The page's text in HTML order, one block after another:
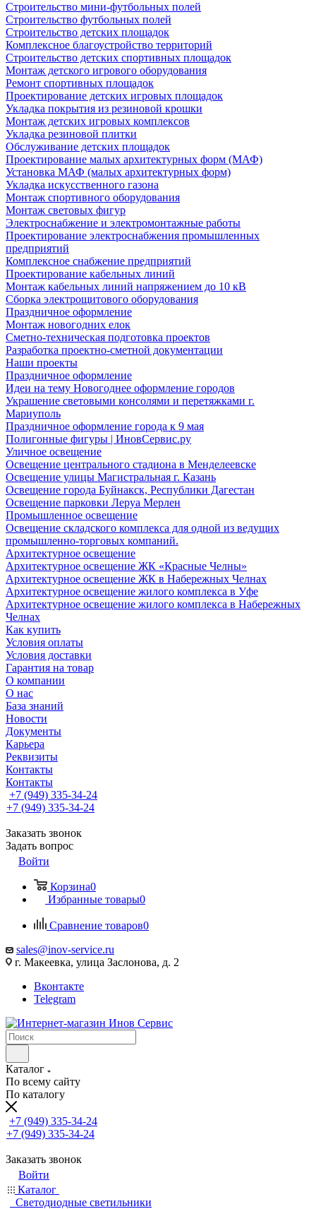
Строительство мини-футбольных полей
Строительство футбольных полей
Строительство детских площадок
Комплексное благоустройство территорий
Строительство детских спортивных площадок
Монтаж детского игрового оборудования
Ремонт спортивных площадок
Проектирование детских игровых площадок
Укладка покрытия из резиновой крошки
Монтаж детских игровых комплексов
Укладка резиновой плитки
Обслуживание детских площадок
Проектирование малых архитектурных форм (МАФ)
Установка МАФ (малых архитектурных форм)
Укладка искусственного газона
Монтаж спортивного оборудования
Монтаж световых фигур
Электроснабжение и электромонтажные работы
Проектирование электроснабжения промышленных
предприятий
Комплексное снабжение предприятий
Проектирование кабельных линий
Монтаж кабельных линий напряжением до 10 кВ
Сборка электрощитового оборудования
Праздничное оформление
Монтаж новогодних елок
Сметно-техническая подготовка проектов
Разработка проектно-сметной документации
Наши проекты
Праздничное оформление
Идеи на тему Новогоднее оформление городов
Украшение световыми консолями и перетяжками г.
Мариуполь
Праздничное оформление города к 9 мая
Полигонные фигуры | ИновСервис.ру
Уличное освещение
Освещение центрального стадиона в Менделеевске
Освещение улицы Магистральная г. Казань
Освещение города Буйнакск, Республики Дагестан
Освещение парковки Леруа Мерлен
Промышленное освещение
Освещение складского комплекса для одной из ведущих
промышленно-торговых компаний.
Архитектурное освещение
Архитектурное освещение ЖК «Красные Челны»
Архитектурное освещение ЖК в Набережных Челнах
Архитектурное освещение жилого комплекса в Уфе
Архитектурное освещение жилого комплекса в Набережных
Челнах
Как купить
Условия оплаты
Условия доставки
Гарантия на товар
О компании
О нас
База знаний
Новости
Документы
Карьера
Реквизиты
Контакты
Контакты
+7 (949) 335-34-24
+7 (949) 335-34-24
Заказать звонок
Задать вопрос
Войти
Корзина0
Избранные товары0
Сравнение товаров0
sales@inov-service.ru
г. Макеевка, улица Заслонова, д. 2
Вконтакте
Telegram
Каталог
По всему сайту
По каталогу
+7 (949) 335-34-24
+7 (949) 335-34-24
Заказать звонок
Войти
Каталог
Светодиодные светильники